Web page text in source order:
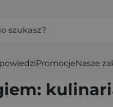
PromocjeNasze